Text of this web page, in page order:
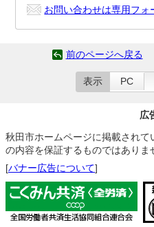
お問い合わせは専用フォ
前のページへ戻る
表示 PC
広
秋田市ホームページに掲載され
の内容を保証するものではありま
[バナー広告について]